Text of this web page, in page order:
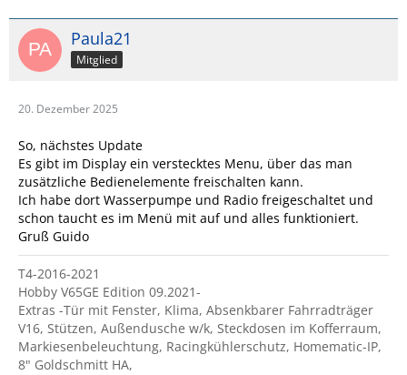
Paula21
Mitglied
20. Dezember 2025
So, nächstes Update
Es gibt im Display ein verstecktes Menu, über das man
zusätzliche Bedienelemente freischalten kann.
Ich habe dort Wasserpumpe und Radio freigeschaltet und
schon taucht es im Menü mit auf und alles funktioniert.
Gruß Guido
T4-2016-2021
Hobby V65GE Edition 09.2021-
Extras -Tür mit Fenster, Klima, Absenkbarer Fahrradträger
V16, Stützen, Außendusche w/k, Steckdosen im Kofferraum,
Markiesenbeleuchtung, Racingkühlerschutz, Homematic-IP,
8" Goldschmitt HA,